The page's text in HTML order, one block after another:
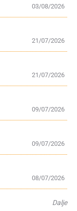
03/08/2026
21/07/2026
21/07/2026
09/07/2026
09/07/2026
08/07/2026
Dalje